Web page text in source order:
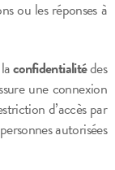
ou les réponses à
confidentialitédes
une connexion
d’accès par
autorisées